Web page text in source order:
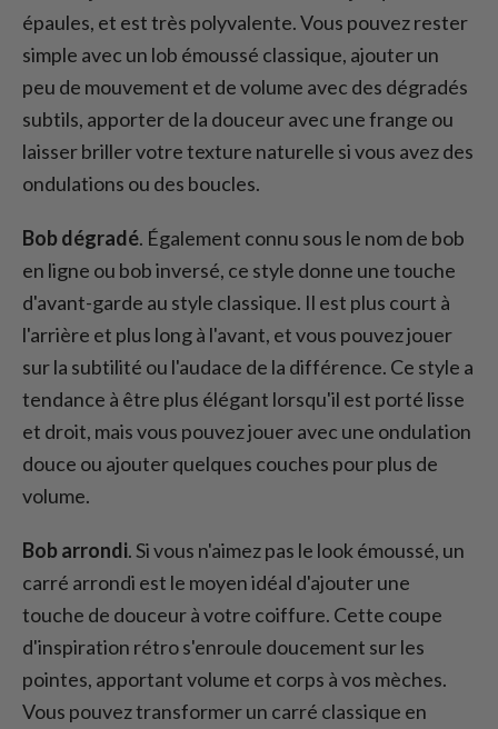
épaules, et est très polyvalente. Vous pouvez rester
simple avec un lob émoussé classique, ajouter un
peu de mouvement et de volume avec des dégradés
subtils, apporter de la douceur avec une frange ou
laisser briller votre texture naturelle si vous avez des
ondulations ou des boucles.
Bob dégradé. Également connu sous le nom de bob
en ligne ou bob inversé, ce style donne une touche
d'avant-garde au style classique. Il est plus court à
l'arrière et plus long à l'avant, et vous pouvez jouer
sur la subtilité ou l'audace de la différence. Ce style a
tendance à être plus élégant lorsqu'il est porté lisse
et droit, mais vous pouvez jouer avec une ondulation
douce ou ajouter quelques couches pour plus de
volume.
Bob arrondi. Si vous n'aimez pas le look émoussé, un
carré arrondi est le moyen idéal d'ajouter une
touche de douceur à votre coiffure. Cette coupe
d'inspiration rétro s'enroule doucement sur les
pointes, apportant volume et corps à vos mèches.
Vous pouvez transformer un carré classique en